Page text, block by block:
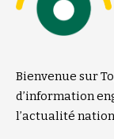
Bienvenue sur
d’information
l’actualité